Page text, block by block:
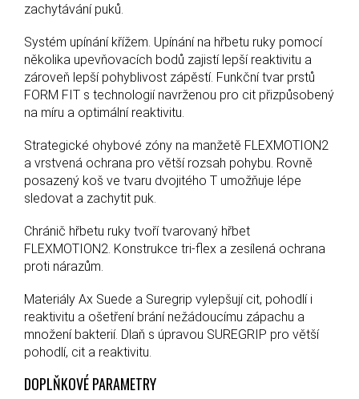
zachytávání puků.
Systém upínání křížem. Upínání na hřbetu ruky pomocí
několika upevňovacích bodů zajistí lepší reaktivitu a
zároveň lepší pohyblivost zápěstí. Funkční tvar prstů
FORM FIT s technologií navrženou pro cit přizpůsobený
na míru a optimální reaktivitu.
Strategické ohybové zóny na manžetě FLEXMOTION2
a vrstvená ochrana pro větší rozsah pohybu. Rovně
posazený koš ve tvaru dvojitého T umožňuje lépe
sledovat a zachytit puk.
Chránič hřbetu ruky tvoří tvarovaný hřbet
FLEXMOTION2. Konstrukce tri-flex a zesílená ochrana
proti nárazům.
Materiály Ax Suede a Suregrip vylepšují cit, pohodlí i
reaktivitu a ošetření brání nežádoucímu zápachu a
množení bakterií. Dlaň s úpravou SUREGRIP pro větší
pohodlí, cit a reaktivitu.
DOPLŇKOVÉ PARAMETRY